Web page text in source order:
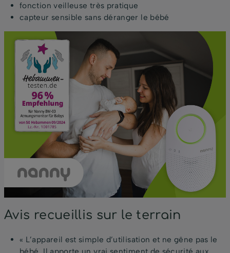
fonction veilleuse très pratique
capteur sensible sans déranger le bébé
Avis recueillis sur le terrain
« L’appareil est simple d’utilisation et ne gêne pas le